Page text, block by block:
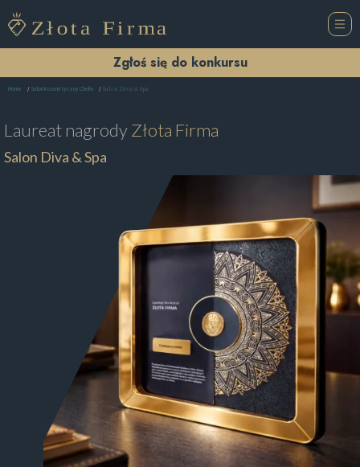
Zgłoś się do konkursu
Home Salon Kosmetyczny Chełm Salon Diva & Spa
Laureat nagrodyZłota Firma
Salon Diva & Spa